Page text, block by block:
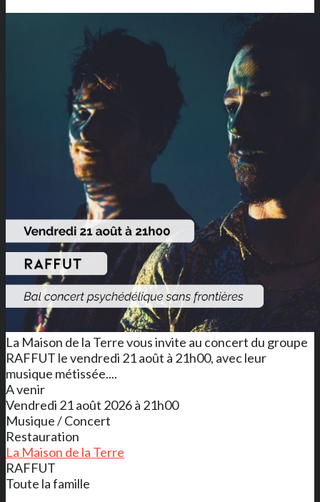
La Maison de la Terre vous invite au concert du groupe
RAFFUT le vendredi 21 août à 21h00, avec leur
musique métissée....
A venir
Vendredi 21 août 2026 à 21h00
Musique / Concert
Restauration
La Maison de la Terre
RAFFUT
Toute la famille